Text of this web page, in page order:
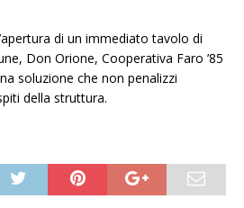
di un immediato tavolo di
Don Orione, Cooperativa Faro ’85
soluzione che non penalizzi
della struttura.